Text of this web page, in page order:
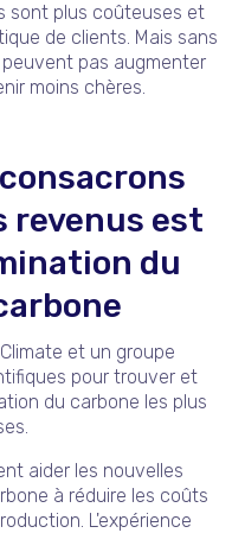
sont plus coûteuses et
de clients. Mais sans
pas augmenter
moins chères.
revenus est
du
et un groupe
pour trouver et
du carbone les plus
aider les nouvelles
à réduire les coûts
L'expérience